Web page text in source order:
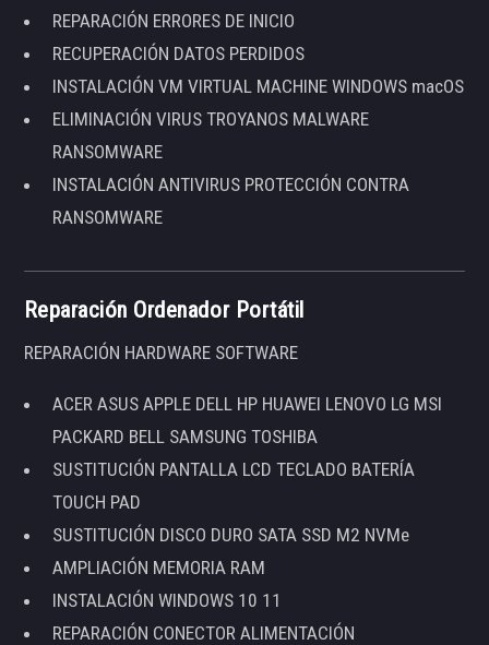
REPARACIÓN ERRORES DE INICIO
RECUPERACIÓN DATOS PERDIDOS
INSTALACIÓN VM VIRTUAL MACHINE WINDOWS macOS
ELIMINACIÓN VIRUS TROYANOS MALWARE
RANSOMWARE
INSTALACIÓN ANTIVIRUS PROTECCIÓN CONTRA
RANSOMWARE
Reparación Ordenador Portátil
REPARACIÓN HARDWARE SOFTWARE
ACER ASUS APPLE DELL HP HUAWEI LENOVO LG MSI
PACKARD BELL SAMSUNG TOSHIBA
SUSTITUCIÓN PANTALLA LCD TECLADO BATERÍA
TOUCH PAD
SUSTITUCIÓN DISCO DURO SATA SSD M2 NVMe
AMPLIACIÓN MEMORIA RAM
INSTALACIÓN WINDOWS 10 11
REPARACIÓN CONECTOR ALIMENTACIÓN